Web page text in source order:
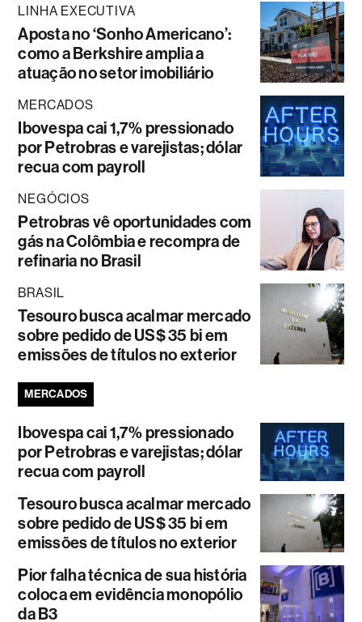
LINHA EXECUTIVA
Aposta no ‘Sonho Americano’:
como a Berkshire amplia a
atuação no setor imobiliário
MERCADOS
Ibovespa cai 1,7% pressionado
por Petrobras e varejistas; dólar
recua com payroll
NEGÓCIOS
Petrobras vê oportunidades com
gás na Colômbia e recompra de
refinaria no Brasil
BRASIL
Tesouro busca acalmar mercado
sobre pedido de US$ 35 bi em
emissões de títulos no exterior
MERCADOS
Ibovespa cai 1,7% pressionado
por Petrobras e varejistas; dólar
recua com payroll
Tesouro busca acalmar mercado
sobre pedido de US$ 35 bi em
emissões de títulos no exterior
Pior falha técnica de sua história
coloca em evidência monopólio
da B3